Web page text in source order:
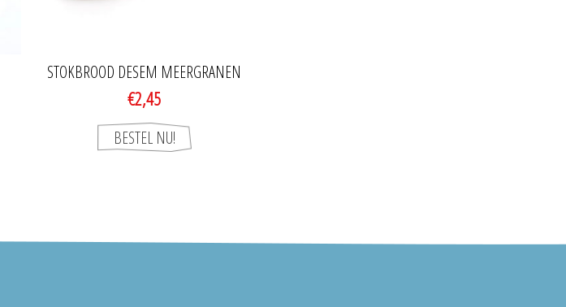
STOKBROOD DESEM MEERGRANEN
€2,45